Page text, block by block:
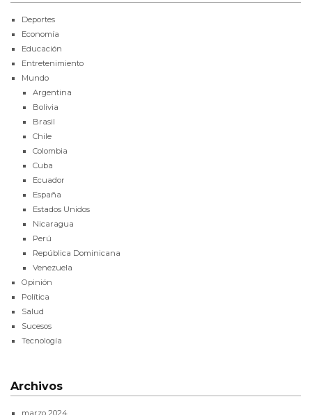
Deportes
Economía
Educación
Entretenimiento
Mundo
Argentina
Bolivia
Brasil
Chile
Colombia
Cuba
Ecuador
España
Estados Unidos
Nicaragua
Perú
República Dominicana
Venezuela
Opinión
Política
Salud
Sucesos
Tecnología
Archivos
marzo 2024